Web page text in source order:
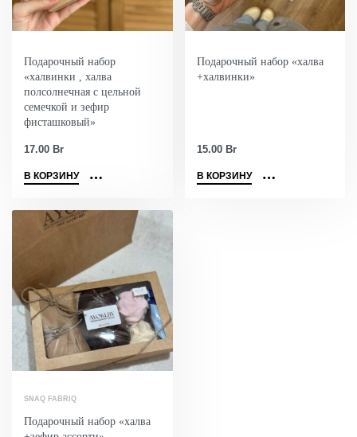
Подарочный набор
«халвинки , халва
полсолнечная с цельной
семечкой и зефир
фисташковый»
17.00 Br
В КОРЗИНУ
Подарочный набор «халва
+халвинки»
15.00 Br
В КОРЗИНУ
SNAQ FABRIQ
Подарочный набор «халва